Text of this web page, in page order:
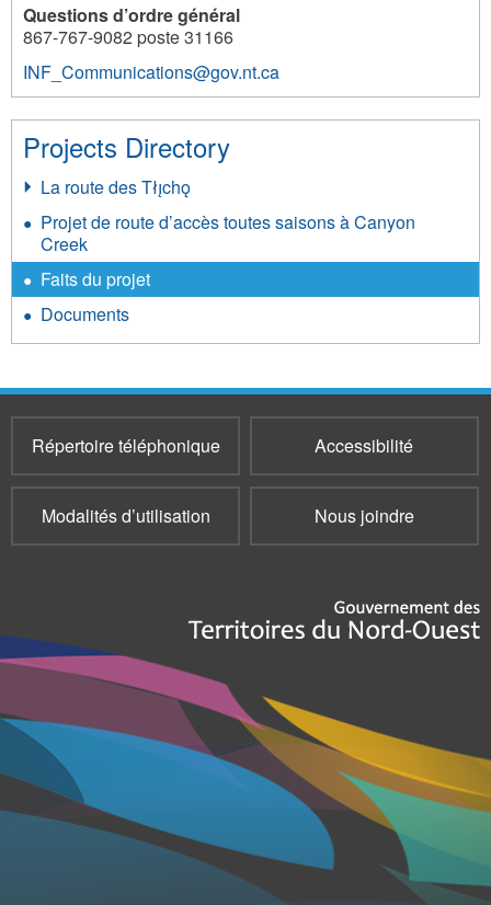
Questions d’ordre général
867-767-9082 poste 31166
INF_Communications@gov.nt.ca
Projects Directory
La route des Tłı̨chǫ
Projet de route d’accès toutes saisons à Canyon
Creek
Faits du projet
Documents
Répertoire téléphonique Accessibilité
Modalités d’utilisation Nous joindre